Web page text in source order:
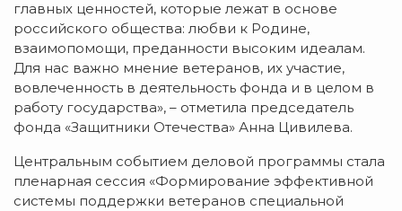
главных ценностей, которые лежат в основе
российского общества: любви к Родине,
взаимопомощи, преданности высоким идеалам.
Для нас важно мнение ветеранов, их участие,
вовлеченность в деятельность фонда и в целом в
работу государства», – отметила председатель
фонда «Защитники Отечества» Анна Цивилева.
Центральным событием деловой программы стала
пленарная сессия «Формирование эффективной
системы поддержки ветеранов специальной